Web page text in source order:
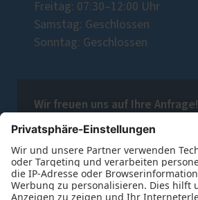
Freitag: 07:30–12:00 Uhr
Samstag: Geschlossen
Sonntag: Geschlossen
Wir freuen uns auf Ihre Anfrage!
Jetzt Kontakt aufnehmen